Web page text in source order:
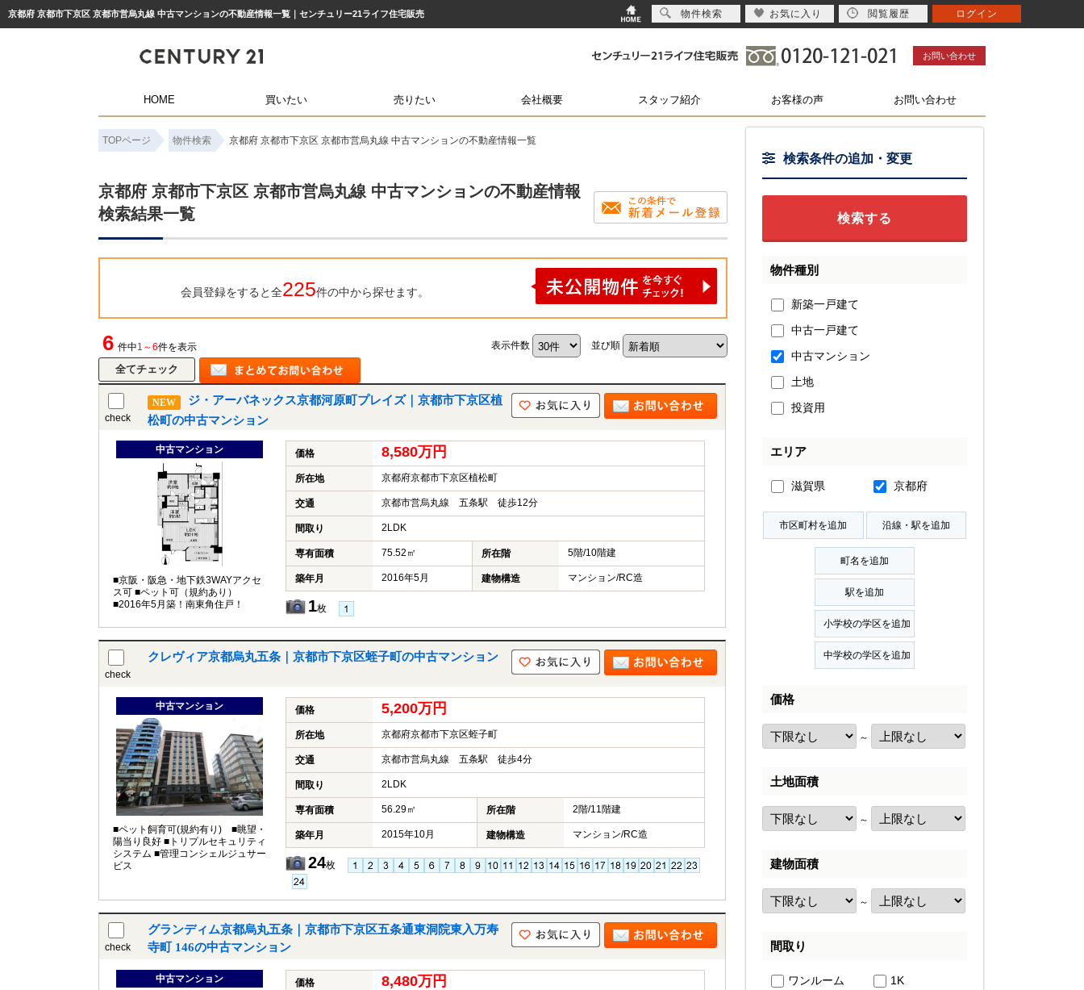
京都府 京都市下京区 京都市営烏丸線 中古マンションの不動産情報一覧｜センチュリー21ライフ住宅販売
お問い合わせ
HOME 買いたい 売りたい 会社概要 スタッフ紹介 お客様の声 お問い合わせ
TOPページ 物件検索 京都府 京都市下京区 京都市営烏丸線 中古マンションの不動産情報一覧
京都府 京都市下京区 京都市営烏丸線 中古マンションの不動産情報
検索結果一覧
会員登録をすると全225件の中から探せます。
6 件中1～6件を表示 表示件数 並び順
check
NEW
ジ・アーバネックス京都河原町プレイズ｜京都市下京区植
松町の中古マンション
中古マンション
■京阪・阪急・地下鉄3WAYアクセ
ス可 ■ペット可（規約あり）
■2016年5月築！南東角住戸！
価格 8,580万円
所在地 京都府京都市下京区植松町
交通 京都市営烏丸線 五条駅 徒歩12分
間取り 2LDK
専有面積 75.52㎡ 所在階 5階/10階建
築年月 2016年5月 建物構造 マンション/RC造
1枚
check
クレヴィア京都烏丸五条｜京都市下京区蛭子町の中古マンション
中古マンション
■ペット飼育可(規約有り) ■眺望・
陽当り良好 ■トリプルセキュリティ
システム ■管理コンシェルジュサー
ビス
価格 5,200万円
所在地 京都府京都市下京区蛭子町
交通 京都市営烏丸線 五条駅 徒歩4分
間取り 2LDK
専有面積 56.29㎡ 所在階 2階/11階建
築年月 2015年10月 建物構造 マンション/RC造
24枚
check
グランディム京都烏丸五条｜京都市下京区五条通東洞院東入万寿
寺町 146の中古マンション
中古マンション 価格 8,480万円
検索条件の追加・変更
物件種別
新築一戸建て
中古一戸建て
中古マンション
土地
投資用
エリア
滋賀県 京都府
価格
～
土地面積
～
建物面積
～
間取り
ワンルーム
1K
物件検索 お気に入り 閲覧履歴 ログイン